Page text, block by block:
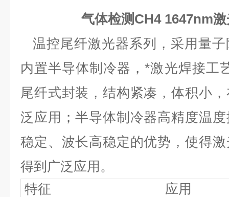
气体检测CH4 1647nm
温控尾纤激光器系列，采用量
内置半导体制冷器，*激光焊接工
尾纤式封装，结构紧凑，体积小
泛应用；半导体制冷器高精度温
稳定、波长高稳定的优势，使得
得到广泛应用。
特征
应用